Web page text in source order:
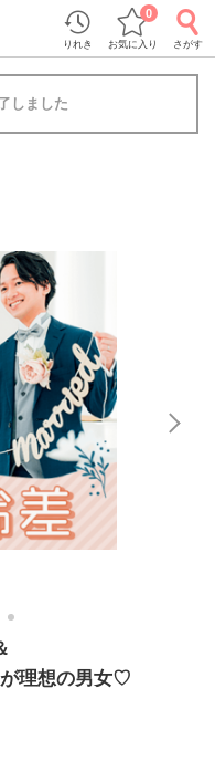
りれき お気に入り
0
さがす
しました
4
理想の男女♡